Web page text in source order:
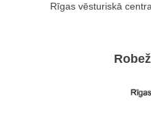
Rīgas vēsturiskā